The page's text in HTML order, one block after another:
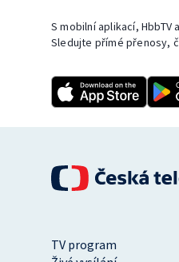
S mobilní aplikací,
Sledujte přímé přenosy,
TV program